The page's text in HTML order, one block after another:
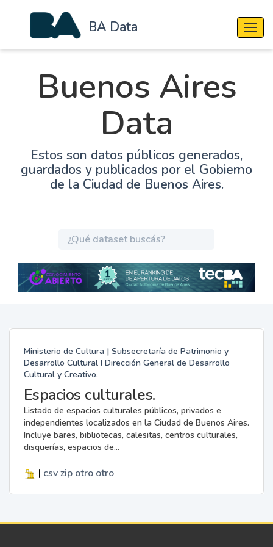
BA Data
Buenos Aires
Data
Estos son datos públicos generados,
guardados y publicados por el Gobierno
de la Ciudad de Buenos Aires.
Ministerio de Cultura | Subsecretaría de Patrimonio y
Desarrollo Cultural I Dirección General de Desarrollo
Cultural y Creativo.
Espacios culturales.
Listado de espacios culturales públicos, privados e
independientes localizados en la Ciudad de Buenos Aires.
Incluye bares, bibliotecas, calesitas, centros culturales,
disquerías, espacios de...
| csv zip otro otro